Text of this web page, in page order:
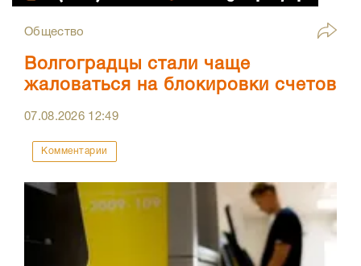
Общество
Волгоградцы стали чаще
жаловаться на блокировки счетов
07.08.2026 12:49
Комментарии